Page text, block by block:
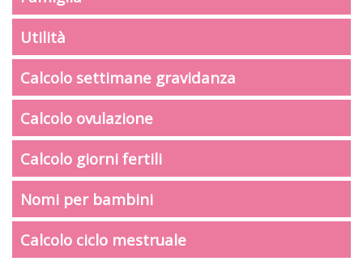
Utilità
Calcolo settimane gravidanza
Calcolo ovulazione
Calcolo giorni fertili
Nomi per bambini
Calcolo ciclo mestruale